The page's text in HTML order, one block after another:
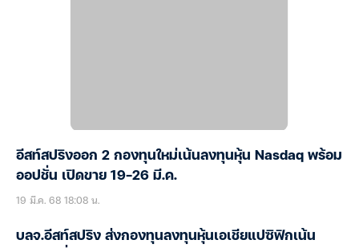
อีสท์สปริงออก 2 กองทุนใหม่เน้นลงทุนหุ้น Nasdaq พร้อม
ออปชั่น เปิดขาย 19-26 มี.ค.
19 มี.ค. 68 18:08 น.
บลจ.อีสท์สปริง ส่งกองทุนลงทุนหุ้นเอเชียแปซิฟิกเน้น